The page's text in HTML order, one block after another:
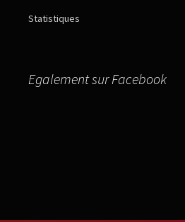
Statistiques
Egalement sur Facebook